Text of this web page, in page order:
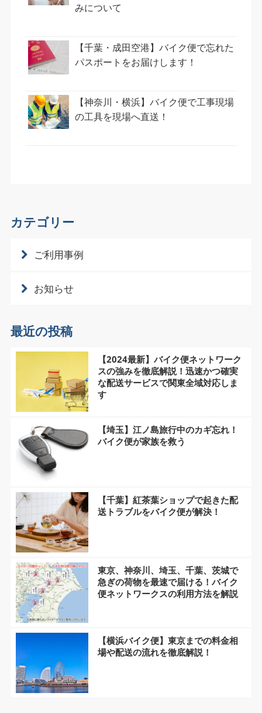
みについて
【千葉・成田空港】バイク便で忘れた
パスポートをお届けします！
【神奈川・横浜】バイク便で工事現場
の工具を現場へ直送！
カテゴリー
ご利用事例
お知らせ
最近の投稿
【2024最新】バイク便ネットワーク
スの強みを徹底解説！迅速かつ確実
な配送サービスで関東全域対応しま
す
【埼玉】江ノ島旅行中のカギ忘れ！
バイク便が家族を救う
【千葉】紅茶葉ショップで起きた配
送トラブルをバイク便が解決！
東京、神奈川、埼玉、千葉、茨城で
急ぎの荷物を最速で届ける！バイク
便ネットワークスの利用方法を解説
【横浜バイク便】東京までの料金相
場や配送の流れを徹底解説！